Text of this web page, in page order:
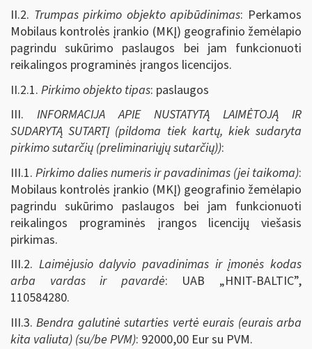
II.2. Trumpas pirkimo objekto apibūdinimas: Perkamos
Mobilaus kontrolės įrankio (MKĮ) geografinio žemėlapio
pagrindu sukūrimo paslaugos bei jam funkcionuoti
reikalingos programinės įrangos licencijos.
II.2.1. Pirkimo objekto tipas: paslaugos
III. INFORMACIJA APIE NUSTATYTĄ LAIMĖTOJĄ IR
SUDARYTĄ SUTARTĮ (pildoma tiek kartų, kiek sudaryta
pirkimo sutarčių (preliminariųjų sutarčių)):
III.1. Pirkimo dalies numeris ir pavadinimas (jei taikoma):
Mobilaus kontrolės įrankio (MKĮ) geografinio žemėlapio
pagrindu sukūrimo paslaugos bei jam funkcionuoti
reikalingos programinės įrangos licencijų viešasis
pirkimas.
III.2. Laimėjusio dalyvio pavadinimas ir įmonės kodas
arba vardas ir pavardė: UAB „HNIT-BALTIC”,
110584280.
III.3.Bendra galutinė sutarties vertė eurais (eurais arba
kita valiuta) (su/be PVM): 92000,00 Eur su PVM.